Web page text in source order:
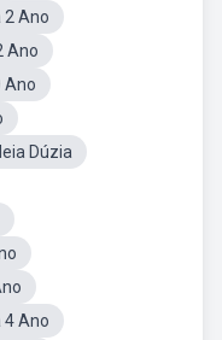
2 Ano
Ano
Ano
Dúzia
4 Ano